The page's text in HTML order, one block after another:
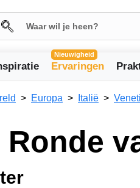
Nieuwigheid
Ervaringen
Europa Italië